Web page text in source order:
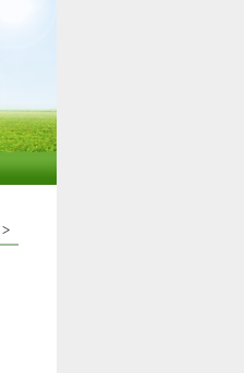
>